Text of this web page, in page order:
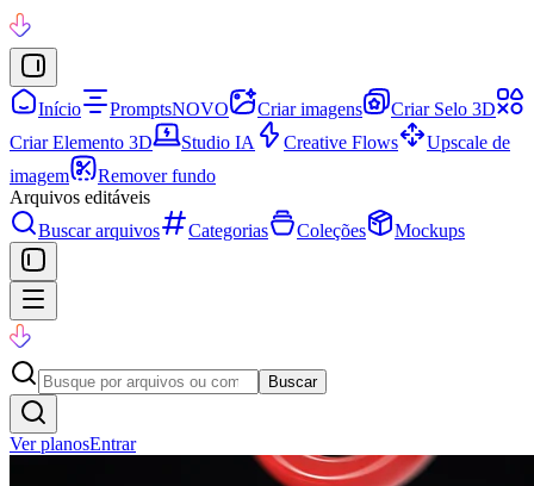
Início PromptsNOVO Criar imagens
Criar Selo 3D
Criar Elemento 3D
Studio IA Creative Flows
Upscale de
imagem
Remover fundo
Arquivos editáveis
Buscar arquivos
Categorias Coleções Mockups
Buscar
Ver planosEntrar